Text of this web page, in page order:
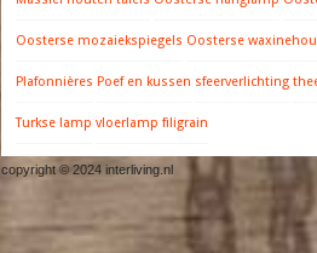
Oosterse mozaiekspiegels Oosterse
Plafonnières Poef en kussen sfeerverlichting
Turkse lamp vloerlamp filigrain
copyright © 2024 interliving.nl